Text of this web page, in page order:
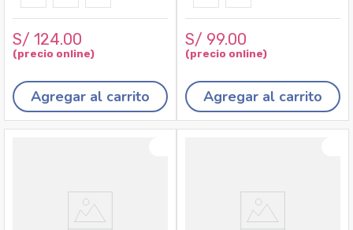
S/ 124.00
Agregar al carrito
S/ 99.00
Agregar al carrito